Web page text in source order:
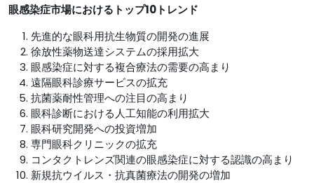
眼感染症市場におけるトップ10トレンド
先進的な眼科用抗生物質の開発の進展
徐放性薬物送達システムの採用拡大
眼感染症に対する複合療法の需要の高まり
遠隔眼科診療サービスの拡充
抗菌薬耐性管理への注目の高まり
眼科診断における人工知能の利用拡大
眼科研究開発への投資増加
専門眼科クリニックの拡充
コンタクトレンズ関連の眼感染症に対する認識の高まり
新規抗ウイルス・抗真菌療法の開発の増加